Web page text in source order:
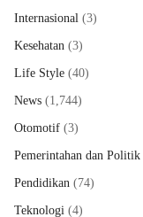
Internasional (3)
Kesehatan (3)
Life Style (40)
News (1,744)
Otomotif (3)
Pemerintahan dan Politik
Pendidikan (74)
Teknologi (4)